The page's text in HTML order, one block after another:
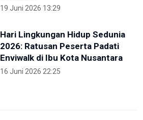
19 Juni 2026 13:29
Hari Lingkungan Hidup Sedunia
2026: Ratusan Peserta Padati
Enviwalk di Ibu Kota Nusantara
16 Juni 2026 22:25